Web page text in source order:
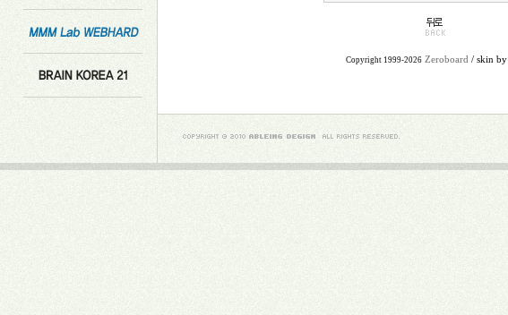
Copyright 1999-2026 Zeroboard / skin by